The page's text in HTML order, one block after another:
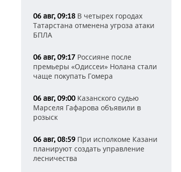
06 авг, 09:18 В четырех городах
Татарстана отменена угроза атаки
БПЛА
06 авг, 09:17 Россияне после
премьеры «Одиссеи» Нолана стали
чаще покупать Гомера
06 авг, 09:00Казанского судью
Марселя Гафарова объявили в
розыск
06 авг, 08:59 При исполкоме Казани
планируют создать управление
лесничества